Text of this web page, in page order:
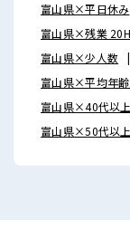
富山県×平日休み
富山県×残業
富山県×少人数
富山県×平均年
富山県×40代以
富山県×50代以